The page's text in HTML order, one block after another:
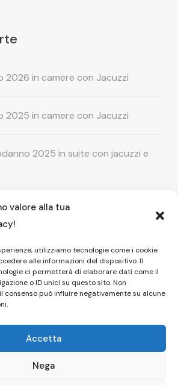
valore alla tua
utilizziamo tecnologie come i cookie
alle informazioni del dispositivo. Il
ci permetterà di elaborare dati come il
o ID unici su questo sito. Non
consenso può influire negativamente su alcune
Accetta
Nega
2026 in camere con Jacuzzi
2025 in camere con Jacuzzi
2025 in suite con jacuzzi e
in camera con vasca
! Prenota il tuo relax esclusivo
in Piscina esterna! Il tuo relax
2026 Affittacamere Il Fauno